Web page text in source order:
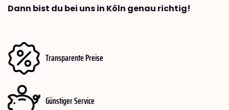
Dann bist du bei uns in Köln genau richtig!
Transparente Preise
Günstiger Service